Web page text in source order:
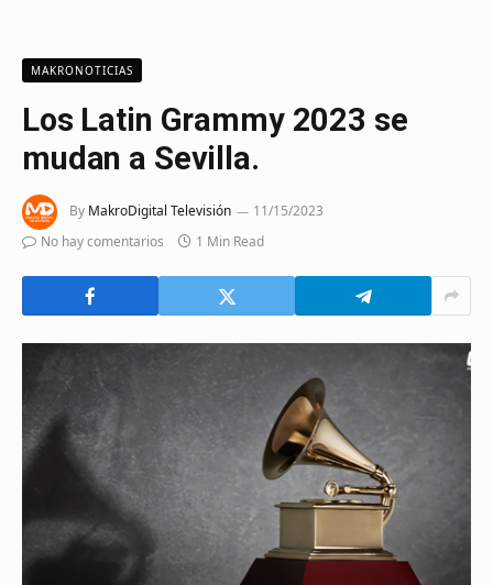
MAKRONOTICIAS
Los Latin Grammy 2023 se
mudan a Sevilla.
By MakroDigital Televisión
11/15/2023
No hay comentarios
1 Min Read